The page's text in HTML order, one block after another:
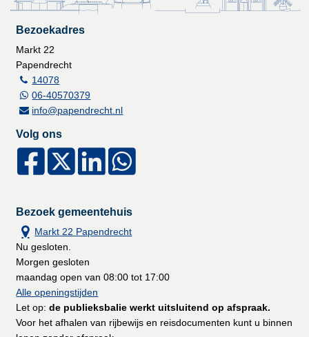
Bezoekadres
Markt 22
Papendrecht
14078
06-40570379
info@papendrecht.nl
Volg ons
Bezoek gemeentehuis
Markt 22 Papendrecht
Nu gesloten.
Morgen gesloten
maandag open van 08:00 tot 17:00
Alle openingstijden
Let op:de publieksbalie werkt uitsluitend op afspraak.
Voor het afhalen van rijbewijs en reisdocumenten kunt u binnen